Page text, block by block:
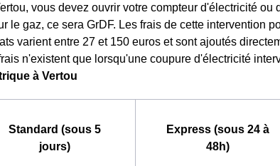
vous devez ouvrir votre compteur d'électricité ou
le gaz, ce sera GrDF. Les frais de cette intervention
varient entre 27 et 150 euros et sont ajoutés
n'existent que lorsqu'une coupure d'électricité
à Vertou
Standard (sous 5
jours)
Express (sous 24 à
48h)